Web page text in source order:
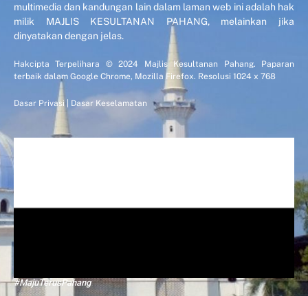
multimedia dan kandungan lain dalam laman web ini adalah hak
milik MAJLIS KESULTANAN PAHANG, melainkan jika
dinyatakan dengan jelas.
Hakcipta Terpelihara © 2024 Majlis Kesultanan Pahang. Paparan
terbaik dalam Google Chrome, Mozilla Firefox. Resolusi 1024 x 768
Dasar Privasi Dasar Keselamatan
#MajuTerusPahang